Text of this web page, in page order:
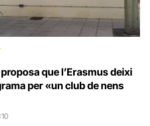
que l’Erasmus deixi
per «un club de nens